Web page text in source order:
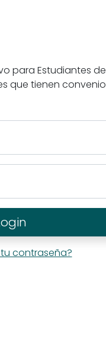
para Estudiantes de
que tienen convenio
contraseña?